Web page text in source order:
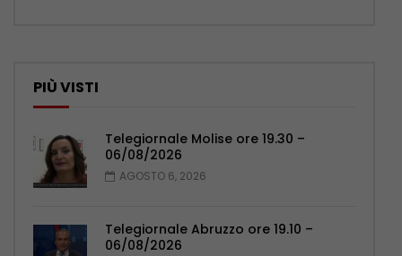
PIÙ VISTI
Telegiornale Molise ore 19.30 –
06/08/2026
AGOSTO 6, 2026
Telegiornale Abruzzo ore 19.10 –
06/08/2026